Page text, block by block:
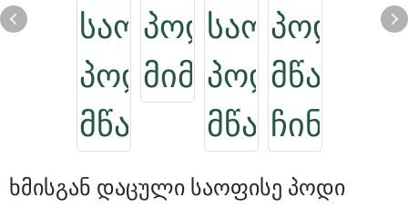
Ხმისგან Დაცული Საოფისე Პოდი